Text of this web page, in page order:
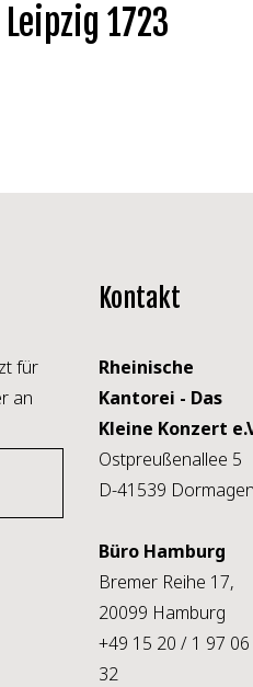
1723
für
an
Kontakt
Rheinische
Kantorei - Das
Kleine Konzert
Ostpreußenallee 5
D-41539
Büro Hamburg
Bremer Reihe 17,
20099 Hamburg
+49 15 20 / 1 97 06
32